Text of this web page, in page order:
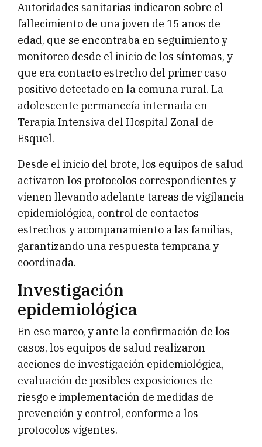
Autoridades sanitarias indicaron sobre el
fallecimiento de una joven de 15 años de
edad, que se encontraba en seguimiento y
monitoreo desde el inicio de los síntomas, y
que era contacto estrecho del primer caso
positivo detectado en la comuna rural. La
adolescente permanecía internada en
Terapia Intensiva del Hospital Zonal de
Esquel.
Desde el inicio del brote, los equipos de salud
activaron los protocolos correspondientes y
vienen llevando adelante tareas de vigilancia
epidemiológica, control de contactos
estrechos y acompañamiento a las familias,
garantizando una respuesta temprana y
coordinada.
Investigación
epidemiológica
En ese marco, y ante la confirmación de los
casos, los equipos de salud realizaron
acciones de investigación epidemiológica,
evaluación de posibles exposiciones de
riesgo e implementación de medidas de
prevención y control, conforme a los
protocolos vigentes.